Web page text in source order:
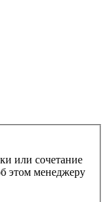
или сочетание
этом менеджеру